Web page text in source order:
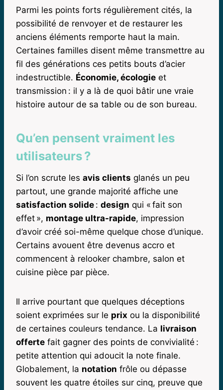
Parmi les points forts régulièrement cités, la
possibilité de renvoyer et de restaurer les
anciens éléments remporte haut la main.
Certaines familles disent même transmettre au
fil des générations ces petits bouts d’acier
indestructible. Économie, écologie et
transmission : il y a là de quoi bâtir une vraie
histoire autour de sa table ou de son bureau.
Qu’en pensent vraiment les
utilisateurs ?
Si l’on scrute les avis clients glanés un peu
partout, une grande majorité affiche une
satisfaction solide : design qui « fait son
effet », montage ultra-rapide, impression
d’avoir créé soi-même quelque chose d’unique.
Certains avouent être devenus accro et
commencent à relooker chambre, salon et
cuisine pièce par pièce.
Il arrive pourtant que quelques déceptions
soient exprimées sur le prix ou la disponibilité
de certaines couleurs tendance. La livraison
offerte fait gagner des points de convivialité :
petite attention qui adoucit la note finale.
Globalement, la notation frôle ou dépasse
souvent les quatre étoiles sur cinq, preuve que